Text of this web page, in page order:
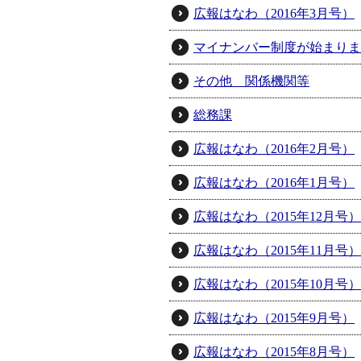
広報はなわ（2016年3月号）
マイナンバー制度が始まり
その他 関係機関等
総務課
広報はなわ（2016年2月号）
広報はなわ（2016年1月号）
広報はなわ（2015年12月号）
広報はなわ（2015年11月号）
広報はなわ（2015年10月号）
広報はなわ（2015年9月号）
広報はなわ（2015年8月号）